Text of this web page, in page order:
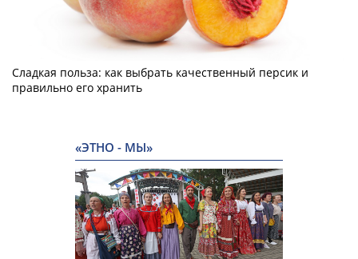
Сладкая польза: как выбрать качественный персик и
правильно его хранить
«ЭТНО - МЫ»